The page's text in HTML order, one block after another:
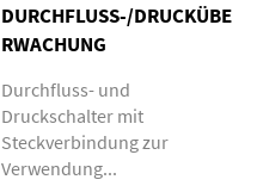
DURCHFLUSS-/DRUCKÜBE
RWACHUNG
Durchfluss- und
Druckschalter mit
Steckverbindung zur
Verwendung...